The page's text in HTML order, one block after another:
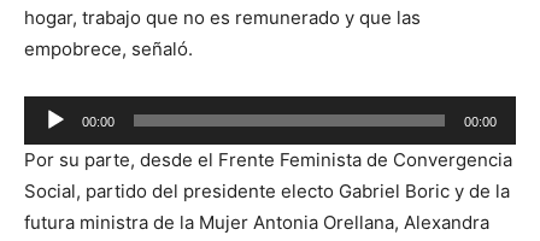
hogar, trabajo que no es remunerado y que las
empobrece, señaló.
Reproductor
de
audio
00:00 00:00
Por su parte, desde el Frente Feminista de Convergencia
Social, partido del presidente electo Gabriel Boric y de la
futura ministra de la Mujer Antonia Orellana, Alexandra